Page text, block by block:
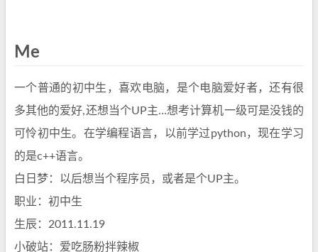
Me
一个普通的初中生，喜欢电脑，是个电脑爱好者，还有很
多其他的爱好,还想当个UP主…想考计算机一级可是没钱的
可怜初中生。在学编程语言，以前学过python，现在学习
的是c++语言。
白日梦：以后想当个程序员，或者是个UP主。
职业：初中生
生辰：2011.11.19
小破站：爱吃肠粉拌辣椒